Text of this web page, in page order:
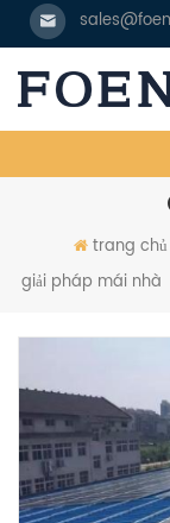
trang chủ
giải pháp mái nhà